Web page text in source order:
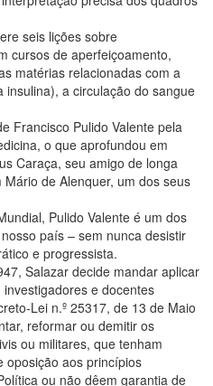
seis lições sobre
cursos de aperfeiçoamento,
matérias relacionadas com a
a circulação do sangue
Francisco Pulido Valente pela
o que aprofundou em
Caraça, seu amigo de longa
de Alenquer, um dos seus
Pulido Valente é um dos
país – sem nunca desistir
e progressista.
Salazar decide mandar aplicar
e docentes
Lei n.º 25317, de 13 de Maio
reformar ou demitir os
ou militares, que tenham
oposição aos princípios
ou não dêem garantia de